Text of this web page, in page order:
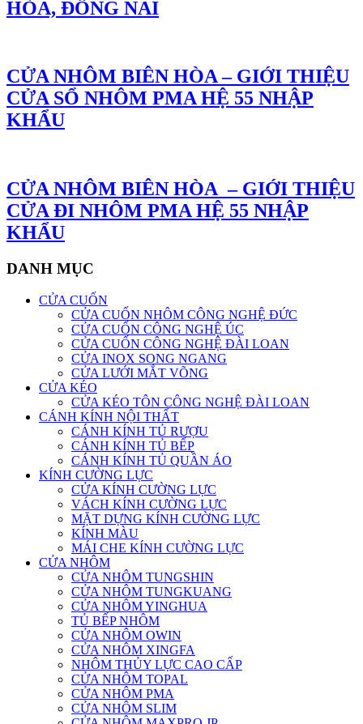
HÒA, ĐỒNG NAI
CỬA NHÔM BIÊN HÒA – GIỚI THIỆU
CỬA SỔ NHÔM PMA HỆ 55 NHẬP
KHẨU
CỬA NHÔM BIÊN HÒA – GIỚI THIỆU
CỬA ĐI NHÔM PMA HỆ 55 NHẬP
KHẨU
DANH MỤC
CỬA CUỐN
CỬA CUỐN NHÔM CÔNG NGHỆ ĐỨC
CỬA CUỐN CÔNG NGHỆ ÚC
CỬA CUỐN CÔNG NGHỆ ĐÀI LOAN
CỬA INOX SONG NGANG
CỬA LƯỚI MẮT VÕNG
CỬA KÉO
CỬA KÉO TÔN CÔNG NGHỆ ĐÀI LOAN
CÁNH KÍNH NỘI THẤT
CÁNH KÍNH TỦ RƯỢU
CÁNH KÍNH TỦ BẾP
CÁNH KÍNH TỦ QUẦN ÁO
KÍNH CƯỜNG LỰC
CỬA KÍNH CƯỜNG LỰC
VÁCH KÍNH CƯỜNG LỰC
MẶT DỰNG KÍNH CƯỜNG LỰC
KÍNH MÀU
MÁI CHE KÍNH CƯỜNG LỰC
CỬA NHÔM
CỬA NHÔM TUNGSHIN
CỬA NHÔM TUNGKUANG
CỬA NHÔM YINGHUA
TỦ BẾP NHÔM
CỬA NHÔM OWIN
CỬA NHÔM XINGFA
NHÔM THỦY LỰC CAO CẤP
CỬA NHÔM TOPAL
CỬA NHÔM PMA
CỬA NHÔM SLIM